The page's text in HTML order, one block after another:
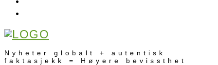
Nyheter globalt + autentisk
faktasjekk = Høyere bevissthet